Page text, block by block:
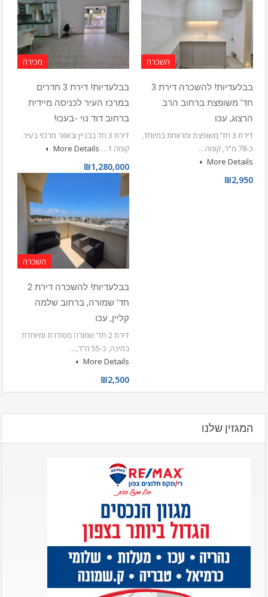
השכרה
בבלעדיות! להשכרה דירת 3
חד’ משופצת ברחוב הרב
הרצוג, עכו
דירת 3 חד’ משופצת ומרווחת במיוחד,
כ-78 מ”ר, קומה…
More Details
₪2,950
מכירה
בבלעדיות! דירת 3 חדרים
במרכז העיר לכניסה מיידית
ברחוב דוד נוי -בעכו!
דירת 3 חד בבניין ובאזור מרכזי בעיר.
קומה 1…
More Details
₪1,280,000
השכרה
בבלעדיות! להשכרה דירת 2
חד’ שמורה, ברחוב שלמה
קליין, עכו
דירת 2 חד’ שמורה מסודרת ומיוחדת
במינה, כ-55 מ”ר,…
More Details
₪2,500
המגזין שלנו